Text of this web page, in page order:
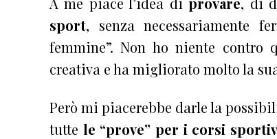
sport, senza necessariamente
femmine”. Non ho niente
creativa e ha migliorato molto la
Però mi piacerebbe darle la
tutte le “prove” per i corsi